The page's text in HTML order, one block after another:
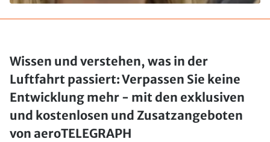
Wissen und verstehen, was in der
Luftfahrt passiert: Verpassen Sie keine
Entwicklung mehr - mit den exklusiven
und kostenlosen und Zusatzangeboten
von aeroTELEGRAPH